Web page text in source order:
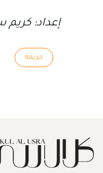
إعداد: كريم
جريمة